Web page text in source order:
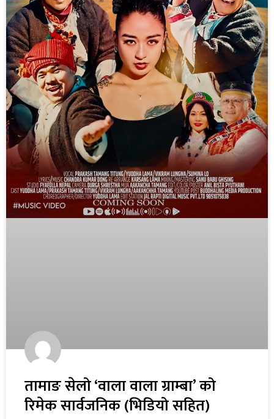
तामाङ सेलो ‘वाला वाला ग्राम्बा’ को
रिमेक सार्वजनिक (भिडियो सहित)